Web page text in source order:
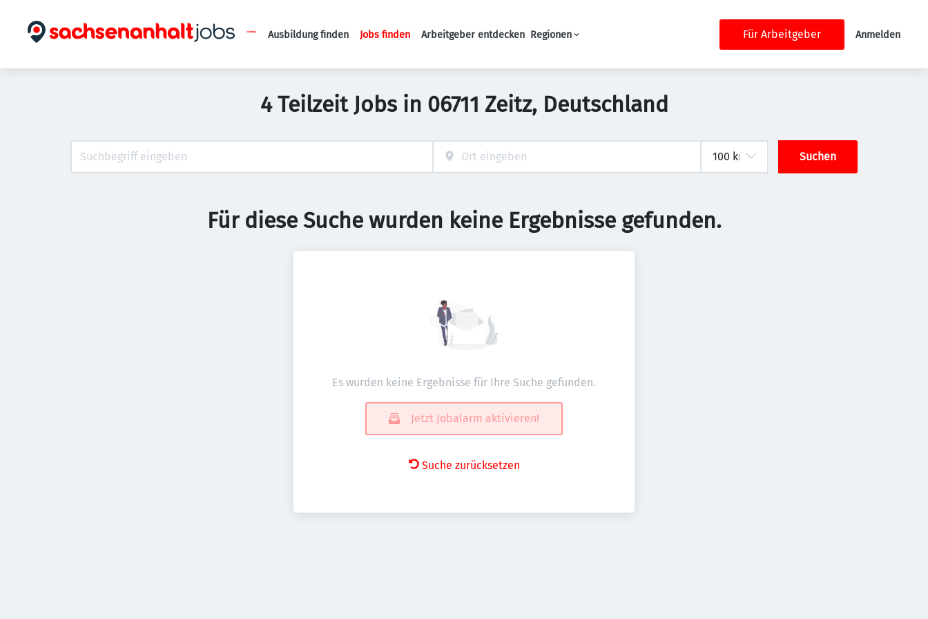
Haupt-Navigation
Ausbildung finden Jobs finden Arbeitgeber entdecken Regionen Für Arbeitgeber Anmelden
4 Teilzeit Jobs in 06711 Zeitz, Deutschland
Suchen
Für diese Suche wurden keine Ergebnisse gefunden.
Es wurden keine Ergebnisse für Ihre Suche gefunden.
Jetzt Jobalarm aktivieren!
Suche zurücksetzen